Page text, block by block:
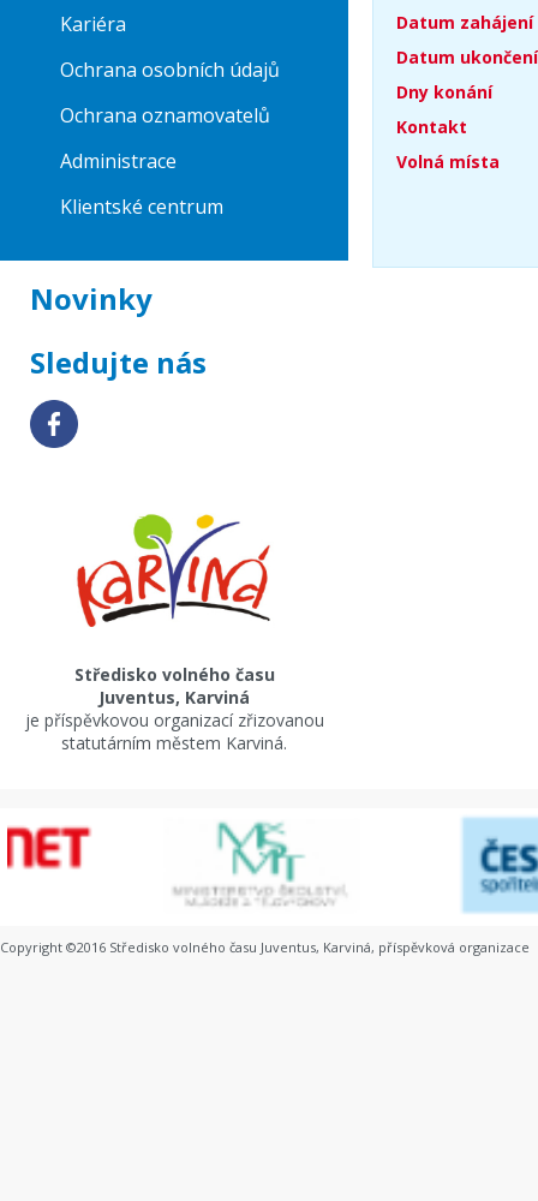
Kariéra
Ochrana osobních údajů
Ochrana oznamovatelů
Administrace
Klientské centrum
Novinky
Sledujte nás
Středisko volného času
Juventus, Karviná
je příspěvkovou organizací zřizovanou
statutárním městem Karviná.
Datum zahájení
Datum ukončení
Dny konání
Kontakt
Volná místa
Copyright ©2016 Středisko volného času Juventus, Karviná, příspěvková organizace